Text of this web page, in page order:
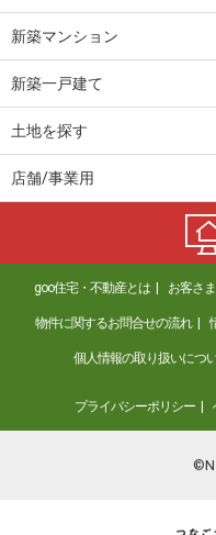
新築マンション
新築一戸建て
土地を探す
店舗/事業用
goo住宅・不動産とは お客さ
物件に関するお問合せの流れ
個人情報の取り扱いにつ
プライバシーポリシー